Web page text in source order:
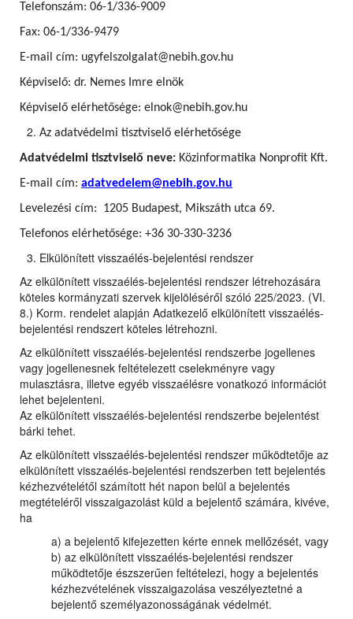
Telefonszám: 06-1/336-9009
Fax: 06-1/336-9479
E-mail cím: ugyfelszolgalat@nebih.gov.hu
Képviselő: dr. Nemes Imre elnök
Képviselő elérhetősége: elnok@nebih.gov.hu
Az adatvédelmi tisztviselő elérhetősége
Adatvédelmi tisztviselő neve: Közinformatika Nonprofit Kft.
E-mail cím: adatvedelem@nebih.gov.hu
Levelezési cím: 1205 Budapest, Mikszáth utca 69.
Telefonos elérhetősége: +36 30-330-3236
Elkülönített visszaélés-bejelentési rendszer
Az elkülönített visszaélés-bejelentési rendszer létrehozására
köteles kormányzati szervek kijelöléséről szóló 225/2023. (VI.
8.) Korm. rendelet alapján Adatkezelő elkülönített visszaélés-
bejelentési rendszert köteles létrehozni.
Az elkülönített visszaélés-bejelentési rendszerbe jogellenes
vagy jogellenesnek feltételezett cselekményre vagy
mulasztásra, illetve egyéb visszaélésre vonatkozó információt
lehet bejelenteni.
Az elkülönített visszaélés-bejelentési rendszerbe bejelentést
bárki tehet.
Az elkülönített visszaélés-bejelentési rendszer működtetője az
elkülönített visszaélés-bejelentési rendszerben tett bejelentés
kézhezvételétől számított hét napon belül a bejelentés
megtételéről visszaigazolást küld a bejelentő számára, kivéve,
ha
a) a bejelentő kifejezetten kérte ennek mellőzését, vagy
b) az elkülönített visszaélés-bejelentési rendszer
működtetője észszerűen feltételezi, hogy a bejelentés
kézhezvételének visszaigazolása veszélyeztetné a
bejelentő személyazonosságának védelmét.